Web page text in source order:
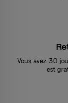
Vous avez 30
est